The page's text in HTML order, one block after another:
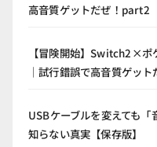
高音質ゲットだぜ！part2
【冒険開始】Switch2×ポ
｜試行錯誤で高音質ゲッ
USBケーブルを変えても
知らない真実【保存版】